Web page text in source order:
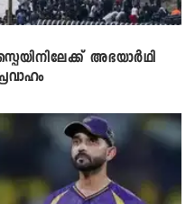
അഭയാർഥി